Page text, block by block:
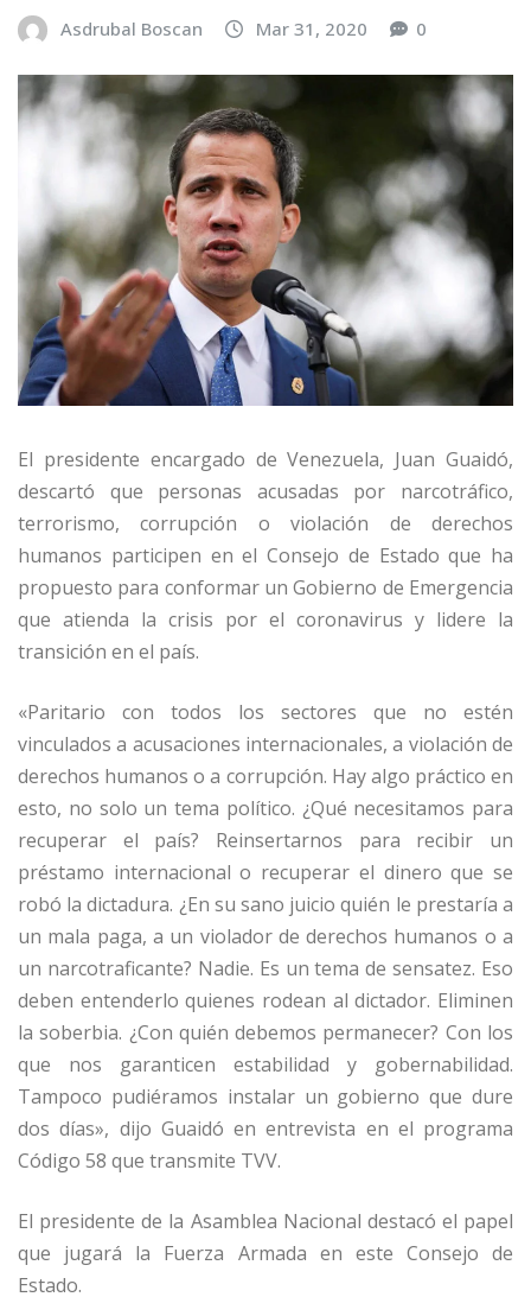
Asdrubal Boscan Mar 31, 2020 0
El presidente encargado de Venezuela, Juan Guaidó,
descartó que personas acusadas por narcotráfico,
terrorismo, corrupción o violación de derechos
humanos participen en el Consejo de Estado que ha
propuesto para conformar un Gobierno de Emergencia
que atienda la crisis por el coronavirus y lidere la
transición en el país.
«Paritario con todos los sectores que no estén
vinculados a acusaciones internacionales, a violación de
derechos humanos o a corrupción. Hay algo práctico en
esto, no solo un tema político. ¿Qué necesitamos para
recuperar el país? Reinsertarnos para recibir un
préstamo internacional o recuperar el dinero que se
robó la dictadura. ¿En su sano juicio quién le prestaría a
un mala paga, a un violador de derechos humanos o a
un narcotraficante? Nadie. Es un tema de sensatez. Eso
deben entenderlo quienes rodean al dictador. Eliminen
la soberbia. ¿Con quién debemos permanecer? Con los
que nos garanticen estabilidad y gobernabilidad.
Tampoco pudiéramos instalar un gobierno que dure
dos días», dijo Guaidó en entrevista en el programa
Código 58 que transmite TVV.
El presidente de la Asamblea Nacional destacó el papel
que jugará la Fuerza Armada en este Consejo de
Estado.